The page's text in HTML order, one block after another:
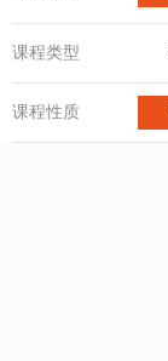
课程类型
课程性质